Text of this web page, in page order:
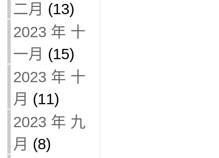
二月 (13)
2023 年 十
一月 (15)
2023 年 十
月 (11)
2023 年 九
月 (8)